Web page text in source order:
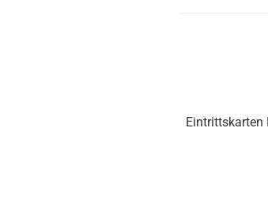
Eintrittskarten